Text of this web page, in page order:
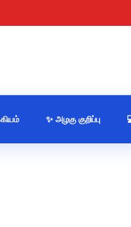
✨ அழகு குறிப்பு